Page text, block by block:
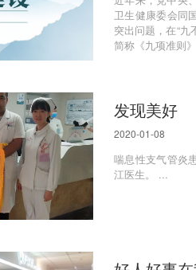
卫生健康委会同
突出问题，在“
简称《九项准则
发现美好
2020-01-08
喘息性支气管炎
江医生。 ...